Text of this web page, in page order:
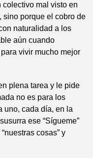
colectivo mal visto en
sino porque el cobro de
naturalidad a los
aún cuando
vivir mucho mejor
plena tarea y le pide
no es para los
uno, cada día, en la
ese “Sígueme”
cosas” y